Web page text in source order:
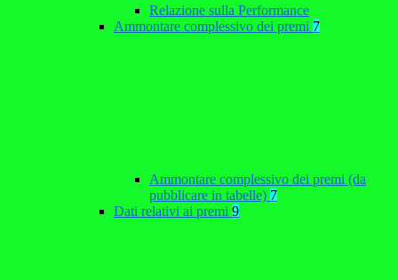
Relazione sulla Performance
Ammontare complessivo dei premi 7
Ammontare complessivo dei premi (da
pubblicare in tabelle) 7
Dati relativi ai premi 9